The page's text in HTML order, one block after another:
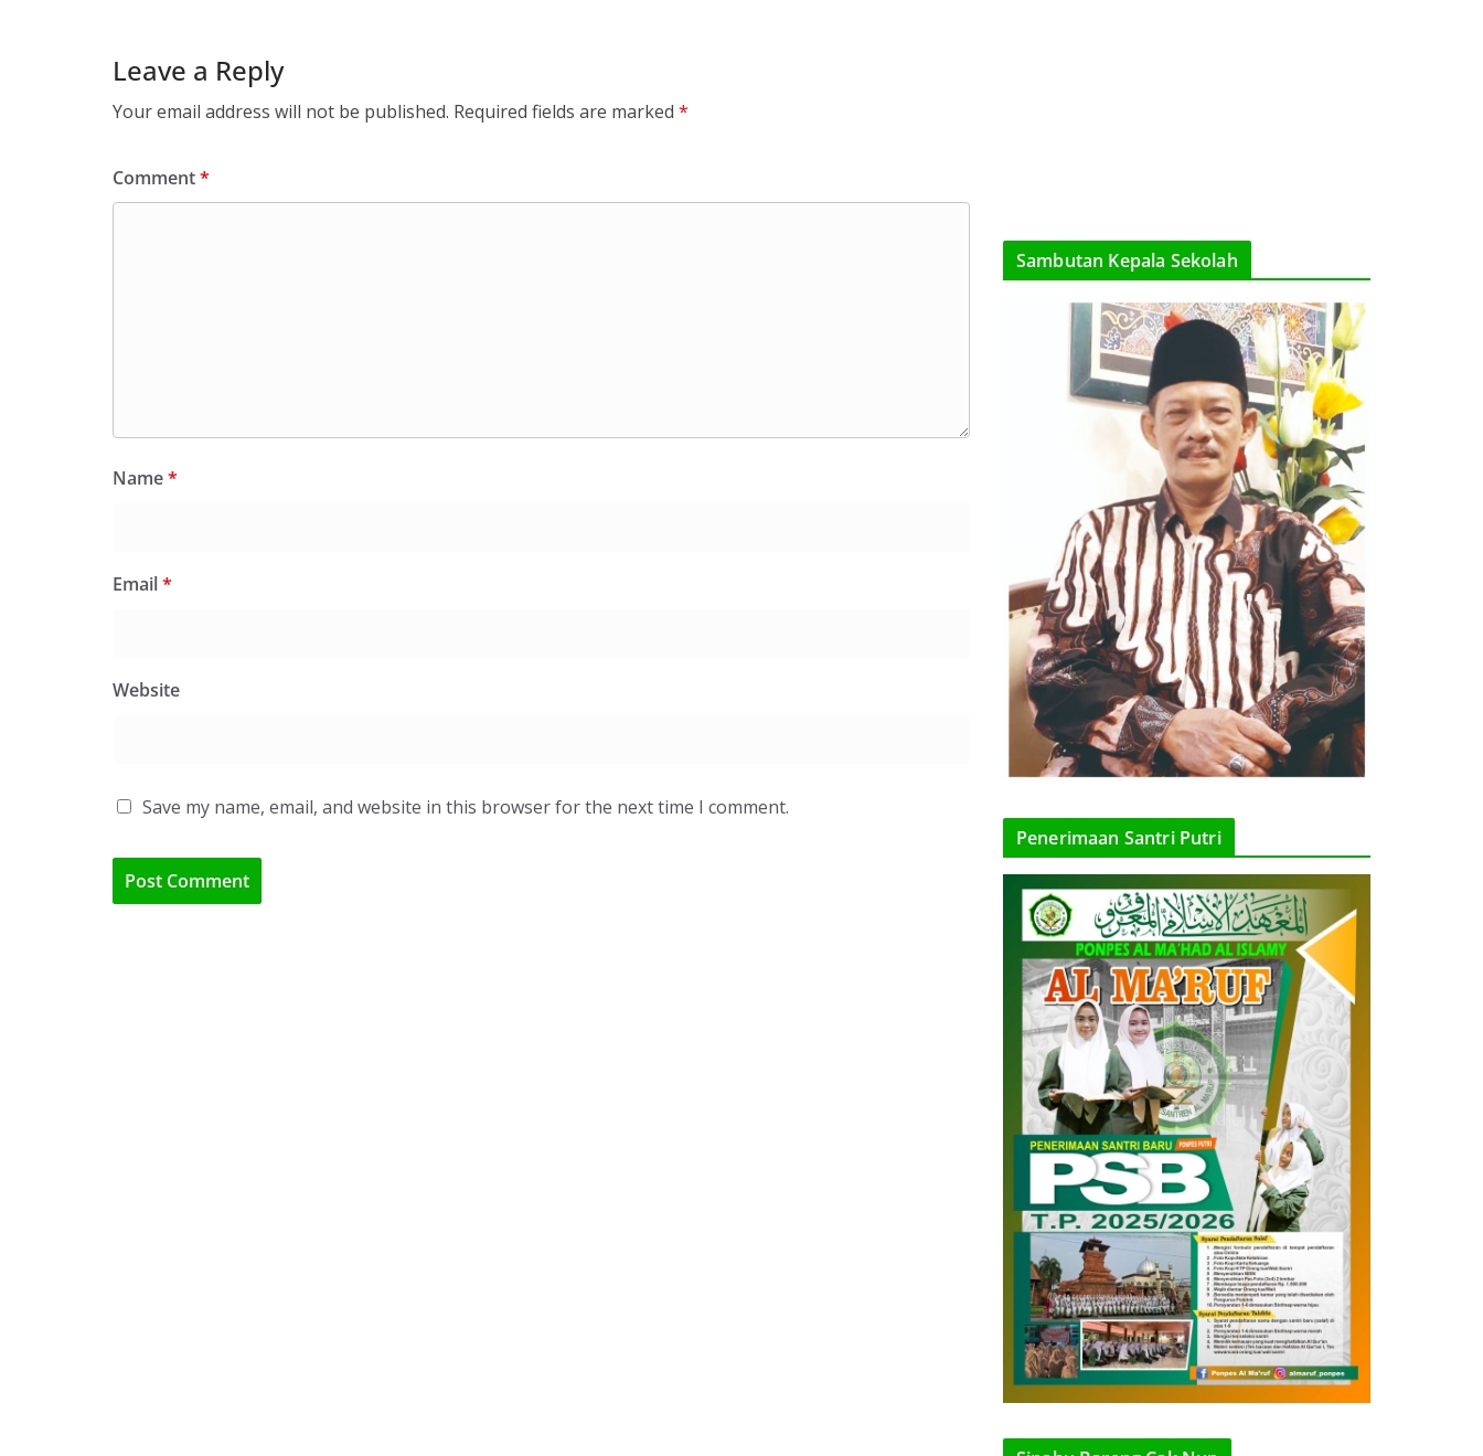
Leave a Reply
Your email address will not be published. Required fields are marked *
Comment*
Name*
Email*
Website
Save my name, email, and website in this browser for the next time I comment.
Sambutan Kepala Sekolah
Penerimaan Santri Putri